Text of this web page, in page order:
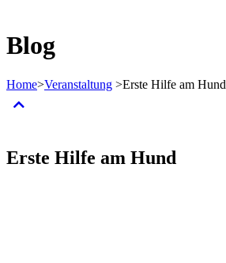
Blog
Home>Veranstaltung >Erste Hilfe am Hund
Erste Hilfe am Hund